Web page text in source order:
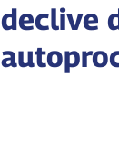
declive